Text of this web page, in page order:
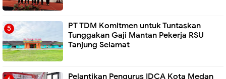
PT TDM Komitmen untuk Tuntaskan
Tunggakan Gaji Mantan Pekerja RSU
Tanjung Selamat
Pelantikan Pengurus IDCA Kota Medan